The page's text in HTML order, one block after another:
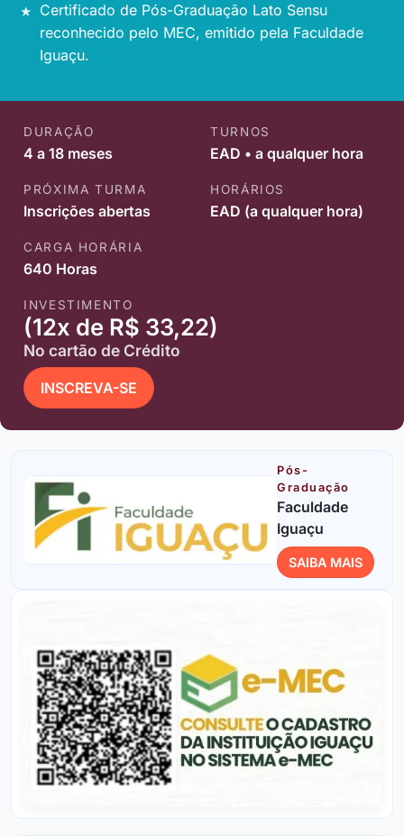
Certificado de Pós-Graduação Lato Sensu
reconhecido pelo MEC, emitido pela Faculdade
Iguaçu.
DURAÇÃO
4 a 18 meses
TURNOS
EAD • a qualquer hora
PRÓXIMA TURMA
Inscrições abertas
HORÁRIOS
EAD (a qualquer hora)
CARGA HORÁRIA
640 Horas
INVESTIMENTO
(12x de R$ 33,22)
No cartão de Crédito
INSCREVA-SE
Pós-
Graduação
Faculdade
Iguaçu
SAIBA MAIS